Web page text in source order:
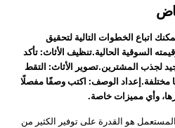
اتباع الخطوات التالية لتحقيق
السوقية الحالية.تنظيف الأثاث: تأكد
لجذب المشترين.تصوير الأثاث: التقط
مختلفة.إعداد الوصف: اكتب وصفًا مفصلًا
وأي مميزات خاصة.
هو القدرة على توفير الكثير من